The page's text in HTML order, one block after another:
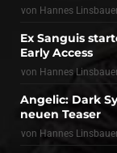
von Hannes
Ex Sanguis
Early Access
von Hannes
Angelic: Dark
neuen Teaser
von Hannes